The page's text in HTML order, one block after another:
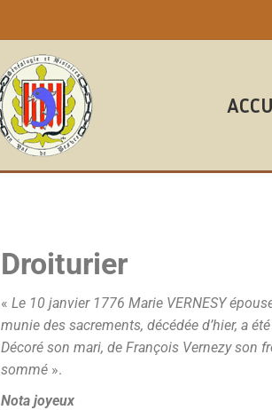
Droiturier
« Le 10 janvier 1776 Marie VERNESY
munie des sacrements, décédée d’hier, a
Décoré son mari, de François Vernezy son
sommé ».
Nota joyeux